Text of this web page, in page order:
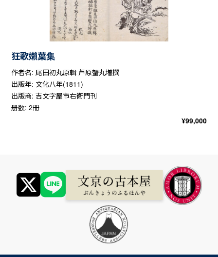
狂歌嬾葉集
作者名: 尾田初丸原輯 芦原蟹丸増撰
出版年: 文化八年(1811)
出版商: 吉文字屋市右衛門刊
册数: 2冊
¥99,000